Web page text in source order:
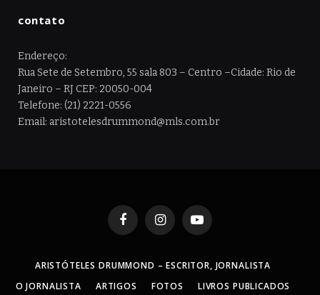
contato
Endereço:
Rua Sete de Setembro, 55 sala 803 – Centro –Cidade: Rio de
Janeiro – RJ CEP: 20050-004
Telefone: (21) 2221-0556
Email: aristotelesdrummond@mls.com.br
FacebookInstagramYouTube
ARISTÓTELES DRUMMOND – ESCRITOR, JORNALISTA
O JORNALISTA
ARTIGOS FOTOS LIVROS PUBLICADOS